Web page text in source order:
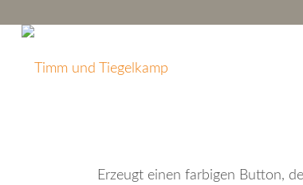
Erzeugt einen farbigen Button,